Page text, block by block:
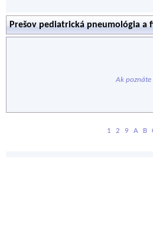
Prešov pediatrická pneumológia a
Ak poznáte
1 2 9 A B